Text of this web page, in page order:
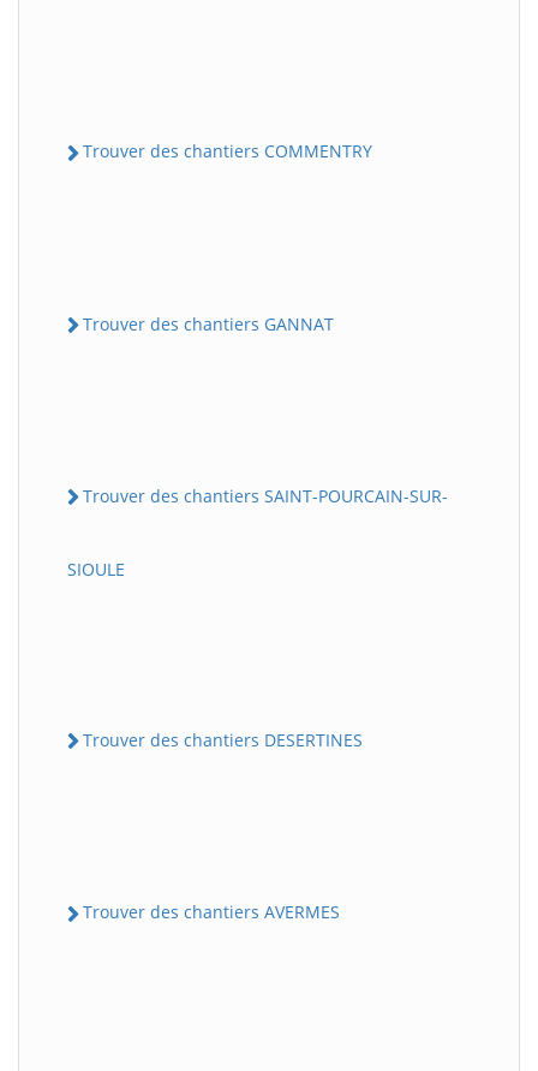
Trouver des chantiers COMMENTRY
Trouver des chantiers GANNAT
Trouver des chantiers SAINT-POURCAIN-SUR-
SIOULE
Trouver des chantiers DESERTINES
Trouver des chantiers AVERMES